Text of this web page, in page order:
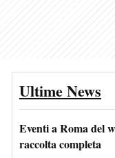
Ultime News
Eventi a Roma del
raccolta completa